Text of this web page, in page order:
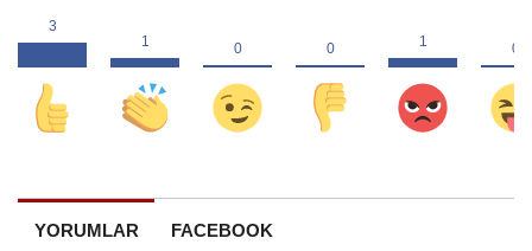
YORUMLAR FACEBOOK